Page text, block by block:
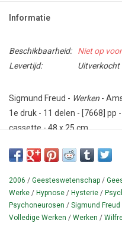
Informatie
Beschikbaarheid:
Niet op
Levertijd:
Uitverkocht
Sigmund Freud - Werken -
1e druk - 11 delen - [7668]
cassette - 48 x 25 cm.
Conditie: ALS NIEUW -
Oranje), gebaseerd op de
Studienausgabe en de
gereviseerd door Mark
2006 / Geesteswetenschap /
Werke / Hypnose / Hysterie /
Psychoneurosen / Sigmund Freud
Volledige Werken / Werken /